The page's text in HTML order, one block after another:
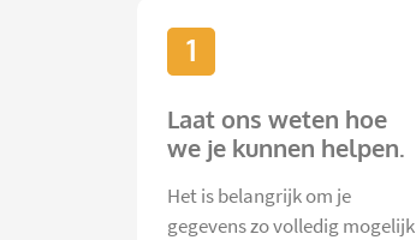
1
Laat ons weten hoe
we je kunnen helpen.
Het is belangrijk om je
gegevens zo volledig mogelijk